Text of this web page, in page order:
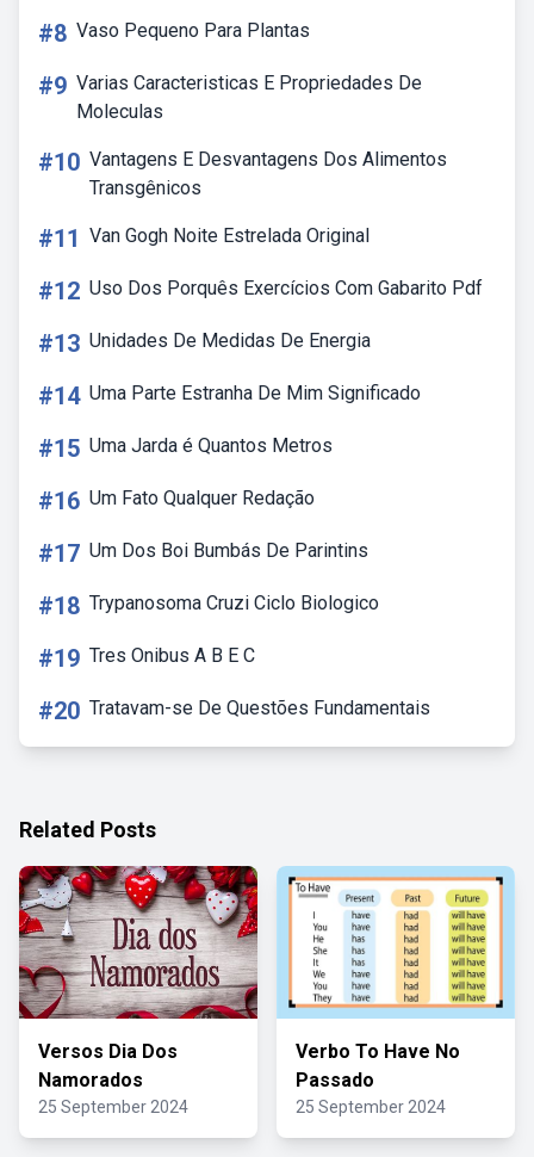
#8 Vaso Pequeno Para Plantas
#9 Varias Caracteristicas E Propriedades De
Moleculas
#10 Vantagens E Desvantagens Dos Alimentos
Transgênicos
#11 Van Gogh Noite Estrelada Original
#12 Uso Dos Porquês Exercícios Com Gabarito Pdf
#13 Unidades De Medidas De Energia
#14 Uma Parte Estranha De Mim Significado
#15 Uma Jarda é Quantos Metros
#16 Um Fato Qualquer Redação
#17 Um Dos Boi Bumbás De Parintins
#18 Trypanosoma Cruzi Ciclo Biologico
#19 Tres Onibus A B E C
#20 Tratavam-se De Questões Fundamentais
Related Posts
Versos Dia Dos
Namorados
25 September 2024
Verbo To Have No
Passado
25 September 2024